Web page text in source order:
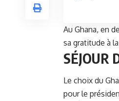
Au Ghana, en
sa gratitude à
SÉJOUR
Le choix du
pour le